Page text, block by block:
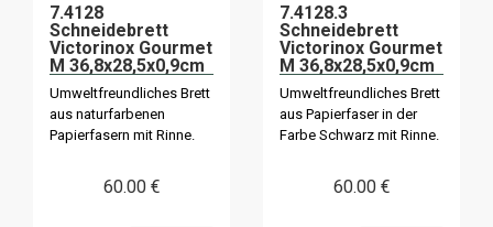
7.4128
Schneidebrett
Victorinox Gourmet
M 36,8x28,5x0,9cm
naturfarben
Umweltfreundliches Brett
aus naturfarbenen
Papierfasern mit Rinne.
60.00 €
7.4128.3
Schneidebrett
Victorinox Gourmet
M 36,8x28,5x0,9cm
schwarz
Umweltfreundliches Brett
aus Papierfaser in der
Farbe Schwarz mit Rinne.
60.00 €